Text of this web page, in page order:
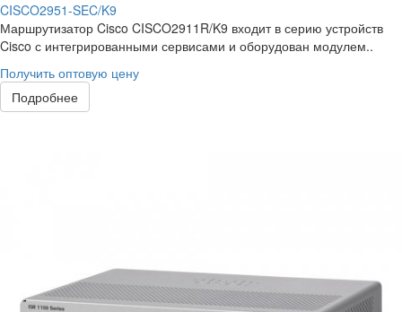
CISCO2951-SEC/K9
Маршрутизатор Cisco CISCO2911R/K9 входит в серию устройств
Cisco с интегрированными сервисами и оборудован модулем..
Получить оптовую цену
Подробнее